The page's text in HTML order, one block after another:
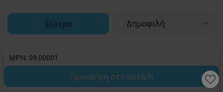
Φίλτρα Δημοφιλή
MPN: 09.00001
Προσθήκη στο καλάθι